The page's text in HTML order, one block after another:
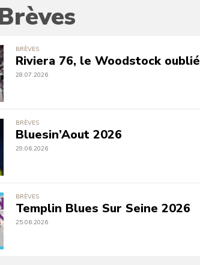
BRÈVES
Riviera 76, le Woodstock oublié
28.07.2026
BRÈVES
Bluesin’Aout 2026
29.06.2026
BRÈVES
Templin Blues Sur Seine 2026
25.06.2026